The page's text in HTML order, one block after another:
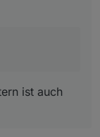
Stand nach der
ist auch